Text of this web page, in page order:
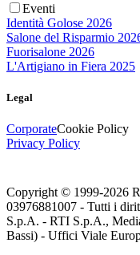
Eventi
Identità Golose 2026
Salone del Risparmio
Fuorisalone 2026
L'Artigiano in Fiera 2025
Legal
CorporateCookie Policy
Privacy Policy
Copyright © 1999-2026
03976881007 - Tutti i
S.p.A. - RTI S.p.A.,
Bassi) - Uffici Viale